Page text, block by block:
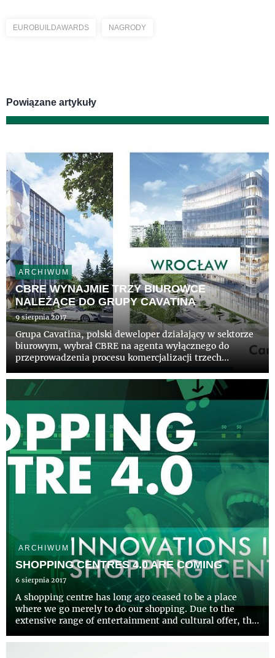
EUROBUILDAWARDS NAGRODY
Powiązane artykuły
ARCHIWUM
CBRE WYNAJMIE TRZY BIUROWCE
NALEŻĄCE DO GRUPY CAVATINA
9 sierpnia 2017
Grupa Cavatina, polski deweloper działający w sektorze
biurowym, wybrał CBRE na agenta wyłącznego do
przeprowadzenia procesu komercjalizacji trzech
mkw) w Krakowie, Carbon Tower (ponad 19 tys. mkw) i
Diamentum Office (...
ARCHIWUM
SHOPPING CENTRES 4.0 ARE COMING
6 sierpnia 2017
A shopping centre has long ago ceased to be a place
where we go merely to do our shopping. Due to the
extensive range of entertainment and cultural offer, the
All these elements are supposed to create an experience